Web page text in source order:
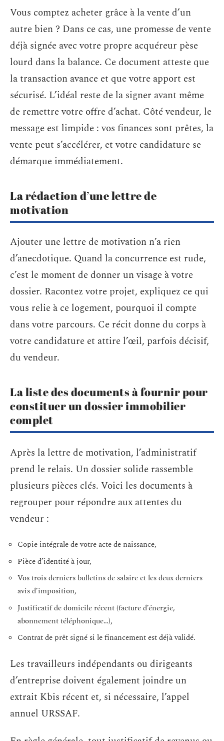
Vous comptez acheter grâce à la vente d’un
autre bien ? Dans ce cas, une promesse de vente
déjà signée avec votre propre acquéreur pèse
lourd dans la balance. Ce document atteste que
la transaction avance et que votre apport est
sécurisé. L’idéal reste de la signer avant même
de remettre votre offre d’achat. Côté vendeur, le
message est limpide : vos finances sont prêtes, la
vente peut s’accélérer, et votre candidature se
démarque immédiatement.
La rédaction d’une lettre de
motivation
Ajouter une lettre de motivation n’a rien
d’anecdotique. Quand la concurrence est rude,
c’est le moment de donner un visage à votre
dossier. Racontez votre projet, expliquez ce qui
vous relie à ce logement, pourquoi il compte
dans votre parcours. Ce récit donne du corps à
votre candidature et attire l’œil, parfois décisif,
du vendeur.
La liste des documents à fournir pour
constituer un dossier immobilier
complet
Après la lettre de motivation, l’administratif
prend le relais. Un dossier solide rassemble
plusieurs pièces clés. Voici les documents à
regrouper pour répondre aux attentes du
vendeur :
Copie intégrale de votre acte de naissance,
Pièce d’identité à jour,
Vos trois derniers bulletins de salaire et les deux derniers
avis d’imposition,
Justificatif de domicile récent (facture d’énergie,
abonnement téléphonique…),
Contrat de prêt signé si le financement est déjà validé.
Les travailleurs indépendants ou dirigeants
d’entreprise doivent également joindre un
extrait Kbis récent et, si nécessaire, l’appel
annuel URSSAF.